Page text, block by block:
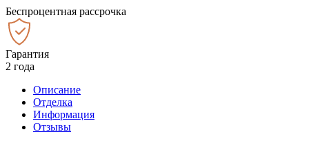
Беспроцентная рассрочка
Гарантия
2 года
Описание
Отделка
Информация
Отзывы